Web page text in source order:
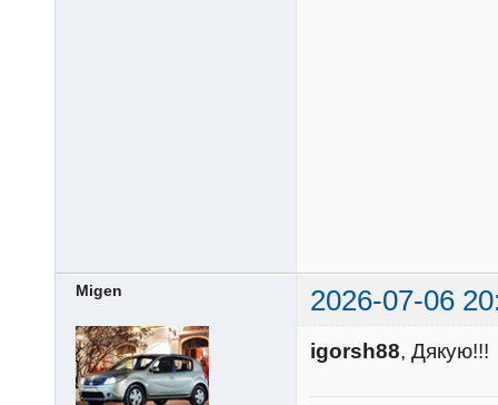
Migen 2026-07-06
igorsh88, Дякую!!!